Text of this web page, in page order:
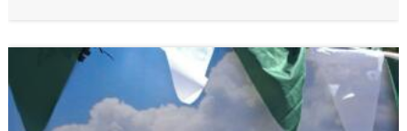
weiterlesen